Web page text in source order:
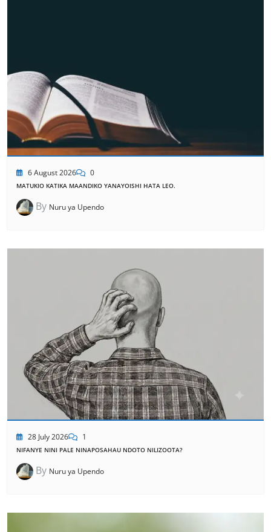
6 August 2026 0
MATUKIO KATIKA MAANDIKO YANAYOISHI HATA LEO.
By Nuru ya Upendo
28 July 2026 1
NIFANYE NINI PALE NINAPOSAHAU NDOTO NILIZOOTA?
By Nuru ya Upendo